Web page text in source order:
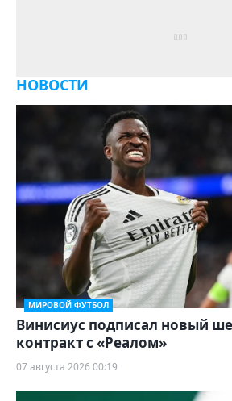
НОВОСТИ
МИРОВОЙ ФУТБОЛ
Винисиус подписал новый
контракт с «Реалом»
07 августа 2026 00:19